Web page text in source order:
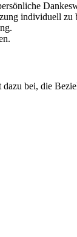
individuell zu
bei, die